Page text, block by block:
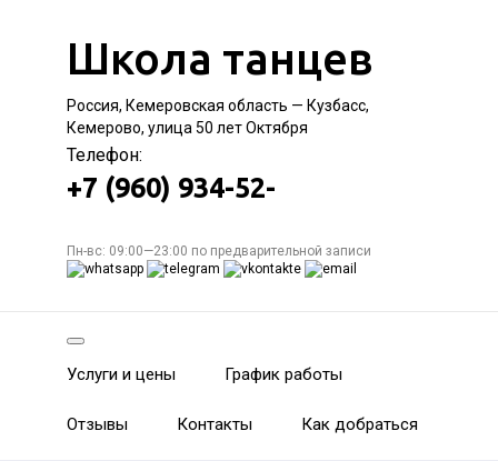
Школа танцев
Россия, Кемеровская область — Кузбасс,
Кемерово, улица 50 лет Октября
Телефон:
+7 (960) 934-52-
Пн-вс: 09:00—23:00 по предварительной записи
Услуги и цены График работы
Отзывы Контакты Как добраться